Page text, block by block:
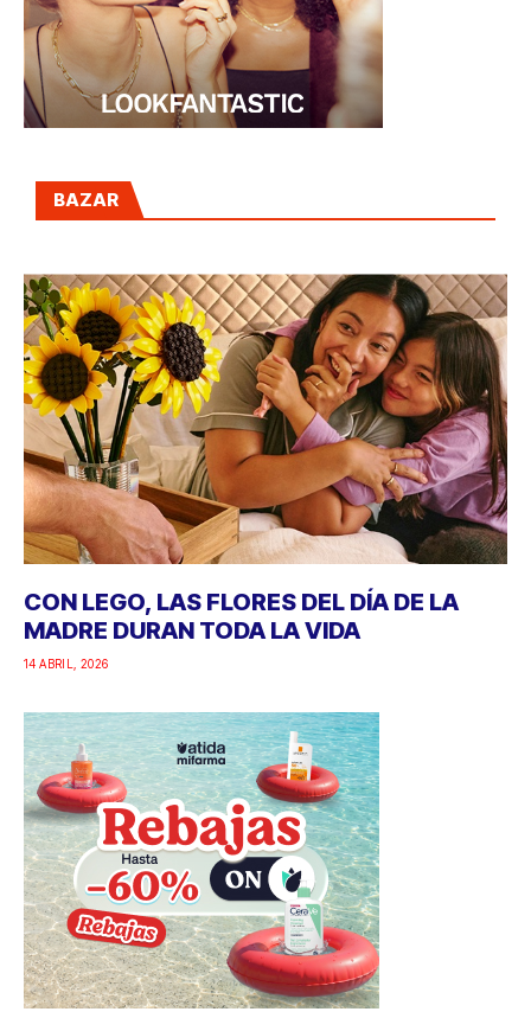
BAZAR
CON LEGO, LAS FLORES DEL DÍA DE LA
MADRE DURAN TODA LA VIDA
14 ABRIL, 2026